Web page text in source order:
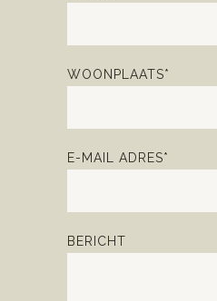
WOONPLAATS*
E-MAIL ADRES*
BERICHT